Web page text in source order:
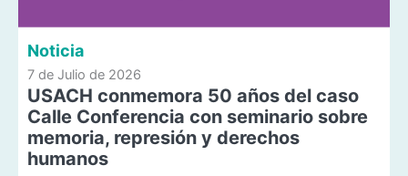
Noticia
7 de Julio de 2026
USACH conmemora 50 años del caso
Calle Conferencia con seminario sobre
memoria, represión y derechos
humanos